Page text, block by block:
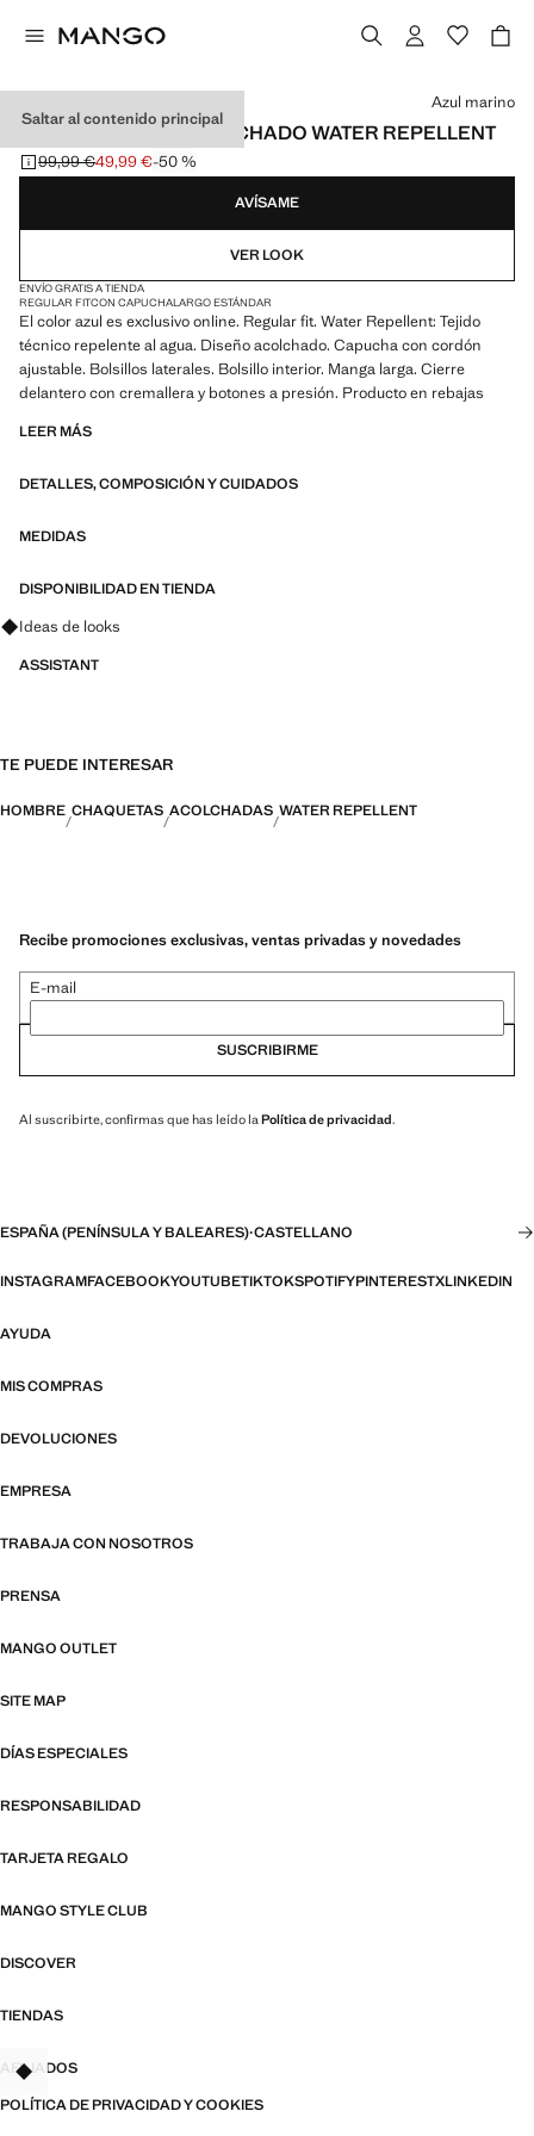
Saltar al contenido principal
ANORAK CORTO ACOLCHADO WATER REPELLENT
Precio inicial tachado [99,99 € ]
99,99 €
Precio actual [49,99 € ]
49,99 €-50 %
Selecciona un color
Azul marino
AVÍSAME
VER LOOK
ENVÍO GRATIS A TIENDA
REGULAR FITCON CAPUCHALARGO ESTÁNDAR
El color azul es exclusivo online. Regular fit. Water Repellent: Tejido
técnico repelente al agua. Diseño acolchado. Capucha con cordón
ajustable. Bolsillos laterales. Bolsillo interior. Manga larga. Cierre
delantero con cremallera y botones a presión. Producto en rebajas
LEER MÁS
DETALLES, COMPOSICIÓN Y CUIDADOS
MEDIDAS
DISPONIBILIDAD EN TIENDA
Pregunta por looks, prendas y tendencias
Ideas de looks
ASSISTANT
TE PUEDE INTERESAR
HOMBRE CHAQUETAS ACOLCHADAS WATER REPELLENT
Recibe promociones exclusivas, ventas privadas y novedades
E-mail
SUSCRIBIRME
Al suscribirte, confirmas que has leído la Política de privacidad.
ESPAÑA (PENÍNSULA Y BALEARES)·CASTELLANO
INSTAGRAMFACEBOOKYOUTUBETIKTOKSPOTIFYPINTERESTXLINKEDIN
AYUDA
MIS COMPRAS
DEVOLUCIONES
EMPRESA
TRABAJA CON NOSOTROS
PRENSA
MANGO OUTLET
SITE MAP
DÍAS ESPECIALES
RESPONSABILIDAD
TARJETA REGALO
MANGO STYLE CLUB
DISCOVER
TIENDAS
AFILIADOS
POLÍTICA DE PRIVACIDAD Y COOKIES